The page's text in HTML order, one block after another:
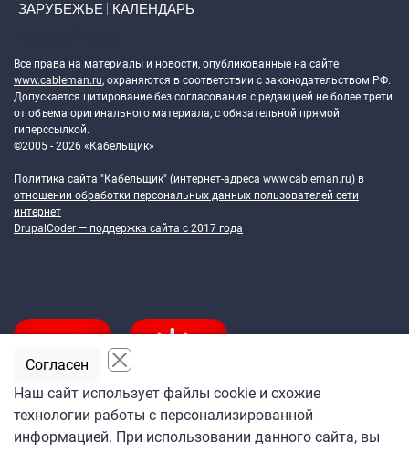
ЗАРУБЕЖЬЕ КАЛЕНДАРЬ
Все права на материалы и новости, опубликованные на сайте
www.cableman.ru, охраняются в соответствии с законодательством РФ.
Допускается цитирование без согласования с редакцией не более трети
от объема оригинального материала, с обязательной прямой
гиперссылкой.
©2005 - 2026 «Кабельщик»
Политика сайта "Кабельщик" (интернет-адреса www.cableman.ru) в
отношении обработки персональных данных пользователей сети
интернет
DrupalCoder — поддержка сайта c 2017 года
Подпишитесь
Наш сайт использует файлы cookie и схожие
технологии работы с персонализированной
информацией. При использовании данного сайта, вы
Согласен